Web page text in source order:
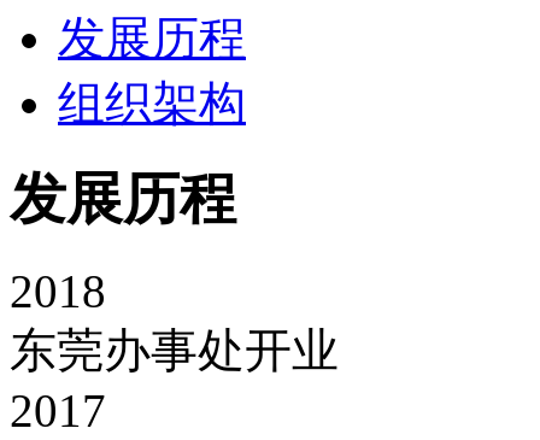
发展历程
组织架构
发展历程
2018
东莞办事处开业
2017